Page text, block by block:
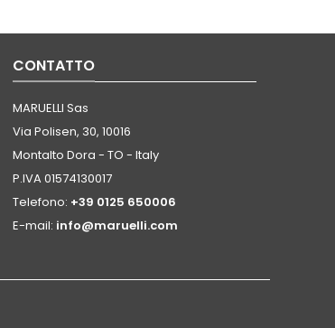
CONTATTO
MARUELLI Sas
Via Polisen, 30, 10016
Montalto Dora - TO - Italy
P.IVA 01574130017
Telefono: +39 0125 650006
E-mail: info@maruelli.com